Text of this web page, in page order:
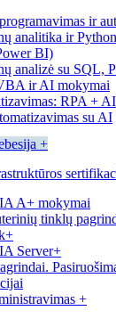
ir
analitika ir
BI)
analizė su SQL,
ir AI mokymai
RPA + AI
su AI
+
A+ mokymai
tinklų
Server+
+